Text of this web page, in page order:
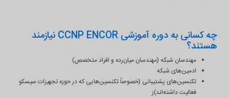
چه کسانی به دوره آموزشی CCNP ENCOR نیازمند
هستند؟
مهندسان شبکه (مهندسان میان‌رده و افراد متخصص)
ادمین‌های شبکه
تکنسین‌های پشتیبانی (خصوصاً تکنسین‌هایی که در حوزه تجهیزات سیسکو
فعالیت داشته‌اند)ز